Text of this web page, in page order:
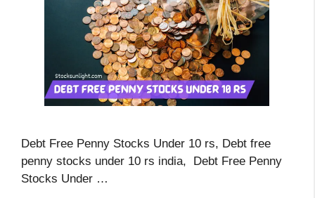
Debt Free Penny Stocks Under 10 rs, Debt free
penny stocks under 10 rs india, Debt Free Penny
Stocks Under …